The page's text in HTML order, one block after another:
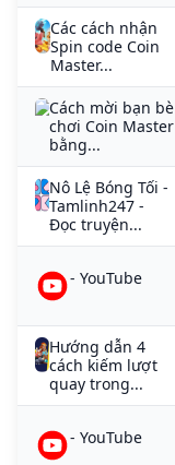
Các cách nhận
Spin code Coin
Master...
Cách mời bạn bè
chơi Coin Master
bằng...
Nô Lệ Bóng Tối -
Tamlinh247 -
Đọc truyện...
- YouTube
Hướng dẫn 4
cách kiếm lượt
quay trong...
- YouTube